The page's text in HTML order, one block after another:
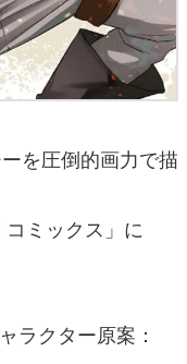
を圧倒的画力で描
ミックス」に
ラクター原案：